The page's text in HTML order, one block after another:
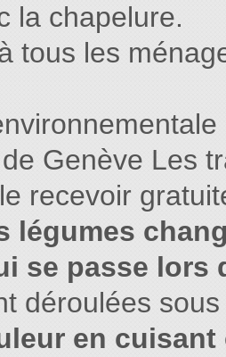
la chapelure.
tous les
Genève Les
recevoir
légumes
se passe lors
déroulées
en cuisant